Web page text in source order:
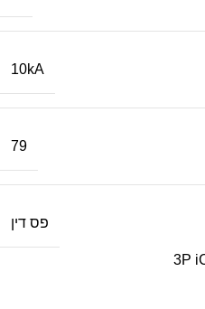
10kA
79
פס דין